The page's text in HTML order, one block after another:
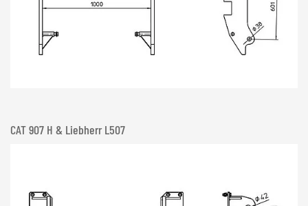
CAT 907 H & Liebherr L507